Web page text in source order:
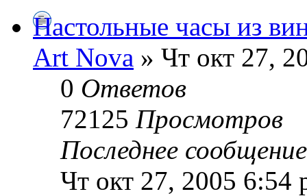
Настольные часы из
Art Nova » Чт окт 27,
0 Ответов
72125 Просмотров
Последнее
Чт окт 27, 2005 6:54